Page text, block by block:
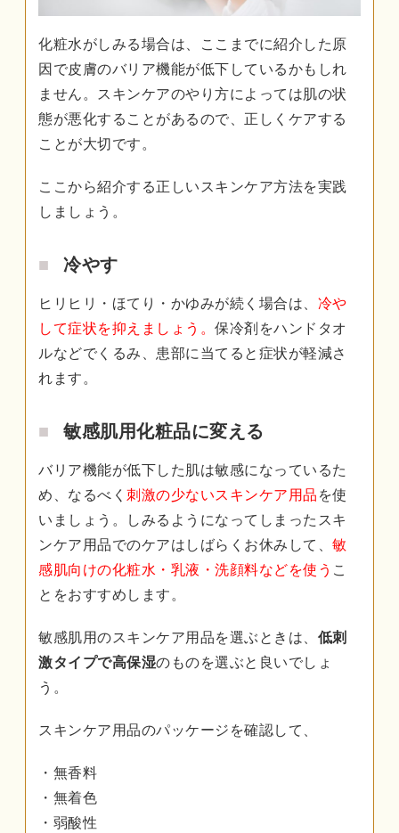
化粧水がしみる場合は、ここまでに紹介した原
因で皮膚のバリア機能が低下しているかもしれ
ません。スキンケアのやり方によっては肌の状
態が悪化することがあるので、正しくケアする
ことが大切です。
ここから紹介する正しいスキンケア方法を実践
しましょう。
冷やす
ヒリヒリ・ほてり・かゆみが続く場合は、 冷や
して症状を抑えましょう。 保冷剤をハンドタオ
ルなどでくるみ、患部に当てると症状が軽減さ
れます。
敏感肌用化粧品に変える
バリア機能が低下した肌は敏感になっているた
め、なるべく 刺激の少ないスキンケア用品 を使
いましょう。しみるようになってしまったスキ
ンケア用品でのケアはしばらくお休みして、 敏
感肌向けの化粧水・乳液・洗顔料などを使う こ
とをおすすめします。
敏感肌用のスキンケア用品を選ぶときは、 低刺
激タイプで高保湿のものを選ぶと良いでしょ
う。
スキンケア用品のパッケージを確認して、
・無香料
・無着色
・弱酸性